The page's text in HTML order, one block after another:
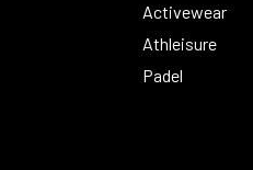
Activewear
Athleisure
Padel